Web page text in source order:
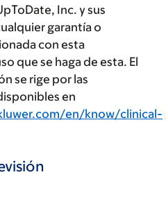
Inc. y sus
garantía o
con esta
que se haga de esta. El
se rige por las
en
en/know/clinical-